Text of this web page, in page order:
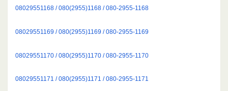
08029551168 / 080(2955)1168 / 080-2955-1168
08029551169 / 080(2955)1169 / 080-2955-1169
08029551170 / 080(2955)1170 / 080-2955-1170
08029551171 / 080(2955)1171 / 080-2955-1171